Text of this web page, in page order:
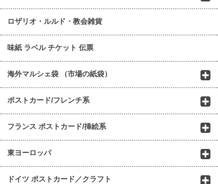
ロザリオ・ルルド・教会雑貨
味紙 ラベル チケット 伝票
海外マルシェ袋 （市場の紙袋）
ポストカード/フレンチ系
フランス ポストカード/挿絵系
東ヨーロッパ
ドイツ ポストカード／クラフト